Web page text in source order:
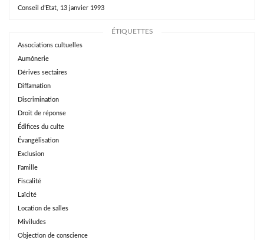
Conseil d’Etat, 13 janvier 1993
ÉTIQUETTES
Associations cultuelles
Aumônerie
Dérives sectaires
Diffamation
Discrimination
Droit de réponse
Édifices du culte
Évangélisation
Exclusion
Famille
Fiscalité
Laïcité
Location de salles
Miviludes
Objection de conscience